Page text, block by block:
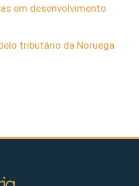
em desenvolvimento
tributário da Noruega